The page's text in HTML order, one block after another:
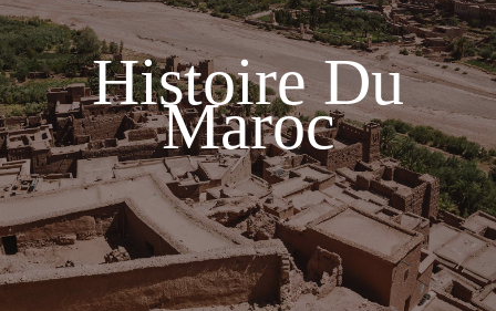
Histoire Du
Maroc